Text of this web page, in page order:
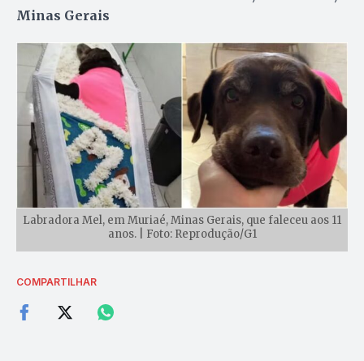
Minas Gerais
Labradora Mel, em Muriaé, Minas Gerais, que faleceu aos 11
anos. | Foto: Reprodução/G1
COMPARTILHAR